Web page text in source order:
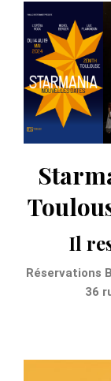
Il
Réservations
36